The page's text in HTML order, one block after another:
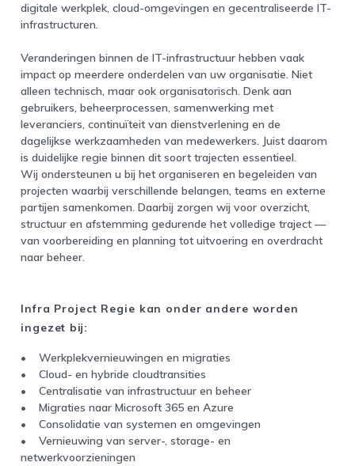
digitale werkplek, cloud-omgevingen en gecentraliseerde IT-
infrastructuren.
Veranderingen binnen de IT-infrastructuur hebben vaak
impact op meerdere onderdelen van uw organisatie. Niet
alleen technisch, maar ook organisatorisch. Denk aan
gebruikers, beheerprocessen, samenwerking met
leveranciers, continuïteit van dienstverlening en de
dagelijkse werkzaamheden van medewerkers. Juist daarom
is duidelijke regie binnen dit soort trajecten essentieel.
Wij ondersteunen u bij het organiseren en begeleiden van
projecten waarbij verschillende belangen, teams en externe
partijen samenkomen. Daarbij zorgen wij voor overzicht,
structuur en afstemming gedurende het volledige traject —
van voorbereiding en planning tot uitvoering en overdracht
naar beheer.
Infra Project Regie kan onder andere worden
ingezet bij:
• Werkplekvernieuwingen en migraties
• Cloud- en hybride cloudtransities
• Centralisatie van infrastructuur en beheer
• Migraties naar Microsoft 365 en Azure
• Consolidatie van systemen en omgevingen
• Vernieuwing van server-, storage- en
netwerkvoorzieningen